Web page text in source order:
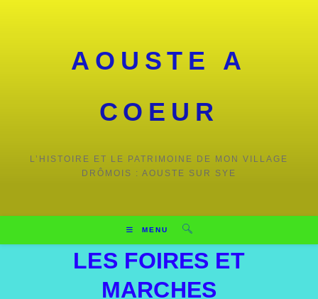
AOUSTE A
COEUR
L’HISTOIRE ET LE PATRIMOINE DE MON VILLAGE
DRÔMOIS : AOUSTE SUR SYE
MENU
LES FOIRES ET
MARCHES